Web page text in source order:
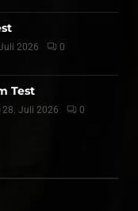
2026 0
Test
28. Juli 2026 0